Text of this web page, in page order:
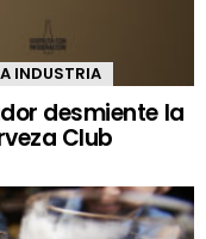
INDUSTRIA
desmiente la
Club